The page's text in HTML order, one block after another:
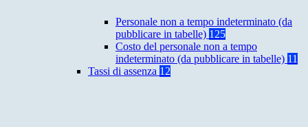
Personale non a tempo indeterminato (da
pubblicare in tabelle) 125
Costo del personale non a tempo
indeterminato (da pubblicare in tabelle) 11
Tassi di assenza 12